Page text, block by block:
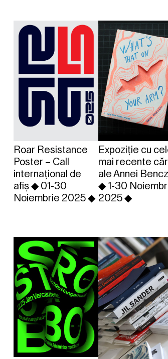
Roar Resistance
Poster – Call
internațional de
afiș ◆ 01-30
Noiembrie 2025 ◆
Expoziție cu
mai recente
ale Annei
◆ 1-30
2025 ◆